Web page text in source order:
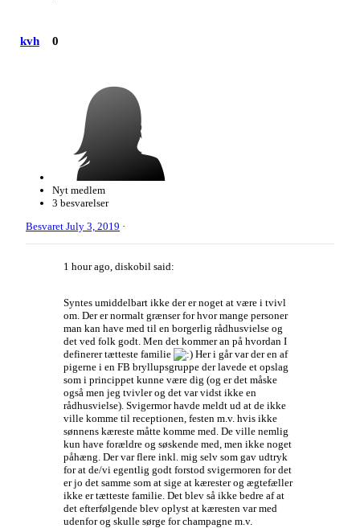
kvh 0
Nyt medlem
3 besvarelser
Besvaret July 3, 2019 ·
1 hour ago, diskobil said:
Syntes umiddelbart ikke der er noget at være i tvivl
om. Der er normalt grænser for hvor mange personer
man kan have med til en borgerlig rådhusvielse og
det ved folk godt. Men det kommer an på hvordan I
definerer tætteste familie
Her i går var der en af
pigerne i en FB bryllupsgruppe der lavede et opslag
som i princippet kunne være dig (og er det måske
også men jeg tvivler og det var vidst ikke en
rådhusvielse). Svigermor havde meldt ud at de ikke
ville komme til receptionen, festen m.v. hvis ikke
sønnens kæreste måtte komme med. De ville nemlig
kun have forældre og søskende med, men ikke noget
påhæng. Der var flere inkl. mig selv som gav udtryk
for at de/vi egentlig godt forstod svigermoren for det
er jo det samme som at sige at kærester og ægtefæller
ikke er tætteste familie. Det blev så ikke bedre af at
det efterfølgende blev oplyst at kæresten var med
udenfor og skulle sørge for champagne m.v.